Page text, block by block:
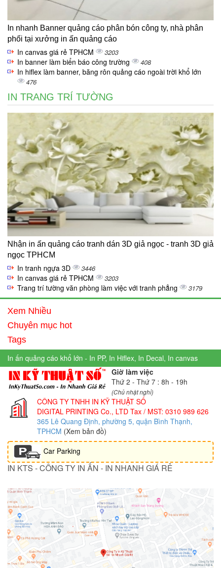
In nhanh Banner quảng cáo phân bón công ty, nhà phân
phối tại xưởng in ấn quảng cáo
In canvas giá rẻ TPHCM 3203
In banner làm biển báo công trường 408
In hiflex làm banner, băng rôn quảng cáo ngoài trời khổ lớn
476
IN TRANG TRÍ TƯỜNG
Nhận in ấn quảng cáo tranh dán 3D giả ngọc - tranh 3D giả
ngọc TPHCM
In tranh ngựa 3D 3446
In canvas giá rẻ TPHCM 3203
Trang trí tường văn phòng làm việc với tranh phẳng 3179
Xem Nhiều
Chuyên mục hot
Tags
In ấn quảng cáo khổ lớn - In PP, In Hiflex, In Decal, In canvas
Giờ làm việc
Thứ 2 - Thứ 7 : 8h - 19h
(Chủ nhật nghỉ)
CÔNG TY TNHH IN KỸ THUẬT SỐ
DIGITAL PRINTING Co., LTD Tax / MST: 0310 989 626
365 Lê Quang Định, phường 5, quận Bình Thạnh,
TPHCM (Xem bản đồ)
Car Parking
IN KTS - CÔNG TY IN ẤN - IN NHANH GIÁ RẺ